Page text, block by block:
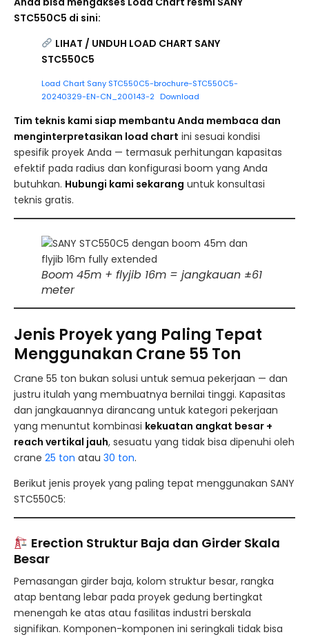
STC550C5 di sini:
LIHAT / UNDUH LOAD CHART SANY
STC550C5
Load Chart Sany STC550C5-brochure-STC550C5-
20240329-EN-CN_200143-2 Download
Tim teknis kami siap membantu Anda membaca dan
menginterpretasikan load chart ini sesuai kondisi
spesifik proyek Anda — termasuk perhitungan kapasitas
efektif pada radius dan konfigurasi boom yang Anda
butuhkan. Hubungi kami sekarang untuk konsultasi
teknis gratis.
Boom 45m + flyjib 16m = jangkauan ±61
meter
Jenis Proyek yang Paling Tepat
Menggunakan Crane 55 Ton
Crane 55 ton bukan solusi untuk semua pekerjaan — dan
justru itulah yang membuatnya bernilai tinggi. Kapasitas
dan jangkauannya dirancang untuk kategori pekerjaan
yang menuntut kombinasi kekuatan angkat besar +
reach vertikal jauh, sesuatu yang tidak bisa dipenuhi oleh
crane 25 ton atau 30 ton.
Berikut jenis proyek yang paling tepat menggunakan SANY
STC550C5:
Erection Struktur Baja dan Girder Skala
Besar
Pemasangan girder baja, kolom struktur besar, rangka
atap bentang lebar pada proyek gedung bertingkat
menengah ke atas atau fasilitas industri berskala
signifikan. Komponen-komponen ini seringkali tidak bisa